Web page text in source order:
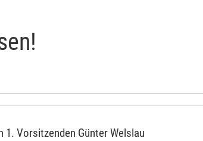
1. Vorsitzenden Günter Welslau